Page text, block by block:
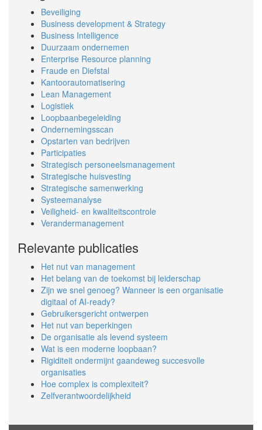
Beveiliging
Business development & Strategy
Business Intelligence
Duurzaam ondernemen
Enterprise Resource planning
Fraude en Diefstal
Kantoorautomatisering
Lean Management
Logistiek
Loopbaanbegeleiding
Ondernemingsscan
Opstarten van bedrijven
Participaties
Strategisch personeelsmanagement
Strategische huisvesting
Strategische samenwerking
Systeemanalyse
Veiligheid- en kwaliteitscontrole
Verandermanagement
Relevante publicaties
Het nut van management
Het belang van de toekomst bij leiderschap
Zijn we snel genoeg? Wanneer is een organisatie
digitaal of AI-ready?
Gebruikersgericht ontwerpen
Het nut van beperkingen
De organisatie als levend systeem
Wat is een moderne loopbaan?
Rigiditeit ondermijnt gaandeweg succesvolle
organisaties
Hoe complex is complexiteit?
Zelfverantwoordelijkheid